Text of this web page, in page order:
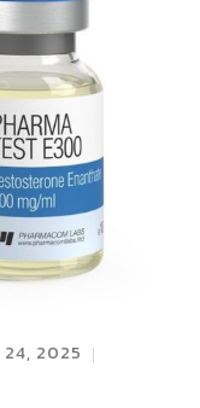
24, 2025